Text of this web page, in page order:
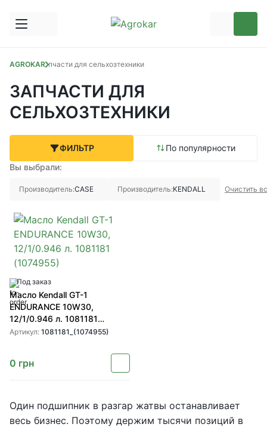
AGROKARЗапчасти для сельхозтехники
ЗАПЧАСТИ ДЛЯ
СЕЛЬХОЗТЕХНИКИ
ФИЛЬТР
По популярности
Вы выбрали:
Производитель:CASE Производитель:KENDALL Очистить
Под заказ
Масло Kendall GT-1
ENDURANCE 10W30,
12/1/0.946 л. 1081181
(1074955)
Артикул: 1081181_(1074955)
0 грн
Один подшипник в разгар жатвы останавливает
весь бизнес. Поэтому держим тысячи позиций в